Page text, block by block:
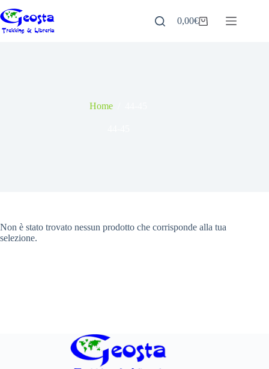
al
contenuto
Carrello
0,00€
Home
Non è stato trovato nessun prodotto che corrisponde alla tua
selezione.